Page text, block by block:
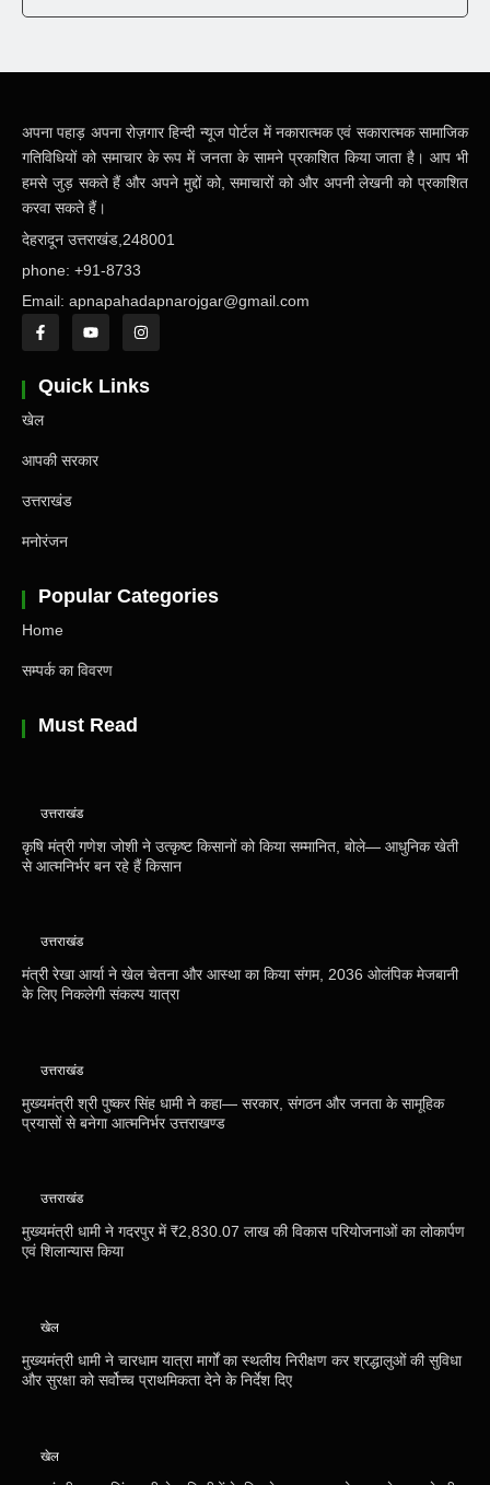
अपना पहाड़ अपना रोज़गार हिन्दी न्यूज पोर्टल में नकारात्मक एवं सकारात्मक सामाजिक
गतिविधियों को समाचार के रूप में जनता के सामने प्रकाशित किया जाता है। आप भी
हमसे जुड़ सकते हैं और अपने मुद्दों को, समाचारों को और अपनी लेखनी को प्रकाशित
करवा सकते हैं।
देहरादून उत्तराखंड,248001
phone: +91-8733
Email: apnapahadapnarojgar@gmail.com
Quick Links
खेल
आपकी सरकार
उत्तराखंड
मनोरंजन
Popular Categories
Home
सम्पर्क का विवरण
Must Read
उत्तराखंड
कृषि मंत्री गणेश जोशी ने उत्कृष्ट किसानों को किया सम्मानित, बोले— आधुनिक खेती
से आत्मनिर्भर बन रहे हैं किसान
उत्तराखंड
मंत्री रेखा आर्या ने खेल चेतना और आस्था का किया संगम, 2036 ओलंपिक मेजबानी
के लिए निकलेगी संकल्प यात्रा
उत्तराखंड
मुख्यमंत्री श्री पुष्कर सिंह धामी ने कहा— सरकार, संगठन और जनता के सामूहिक
प्रयासों से बनेगा आत्मनिर्भर उत्तराखण्ड
उत्तराखंड
मुख्यमंत्री धामी ने गदरपुर में ₹2,830.07 लाख की विकास परियोजनाओं का लोकार्पण
एवं शिलान्यास किया
खेल
मुख्यमंत्री धामी ने चारधाम यात्रा मार्गों का स्थलीय निरीक्षण कर श्रद्धालुओं की सुविधा
और सुरक्षा को सर्वोच्च प्राथमिकता देने के निर्देश दिए
खेल